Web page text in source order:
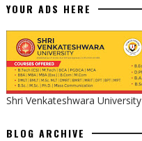
YOUR ADS HERE
Shri Venkateshwara University
BLOG ARCHIVE